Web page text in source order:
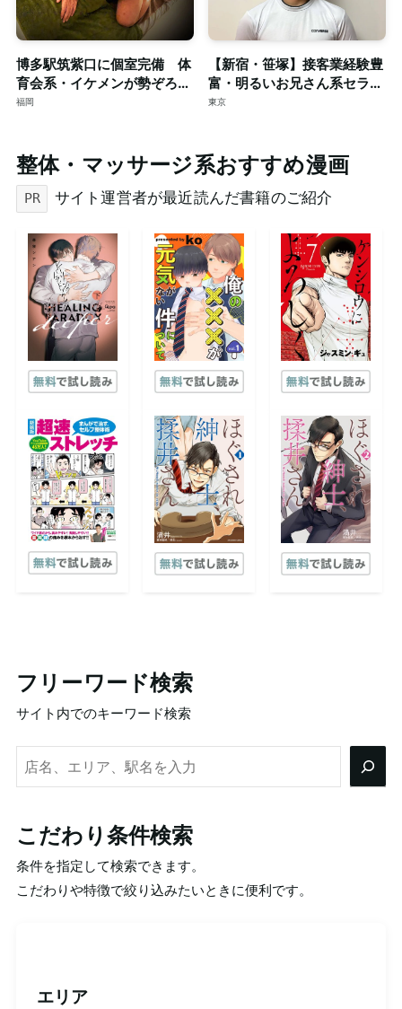
博多駅筑紫口に個室完備 体
育会系・イケメンが勢ぞろ
い！！只今、新規スタッフも
福岡
【新宿・笹塚】接客業経験豊
富・明るいお兄さん系セラピ
ストによる本格ゲイマッサー
東京
整体・マッサージ系おすすめ漫画
PR サイト運営者が最近読んだ書籍のご紹介
フリーワード検索
サイト内でのキーワード検索
検
索
こだわり条件検索
条件を指定して検索できます。
こだわりや特徴で絞り込みたいときに便利です。
エリア